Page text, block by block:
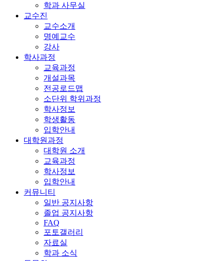
학과 사무실
교수진
교수소개
명예교수
강사
학사과정
교육과정
개설과목
전공로드맵
소단위 학위과정
학사정보
학생활동
입학안내
대학원과정
대학원 소개
교육과정
학사정보
입학안내
커뮤니티
일반 공지사항
졸업 공지사항
FAQ
포토갤러리
자료실
학과 소식